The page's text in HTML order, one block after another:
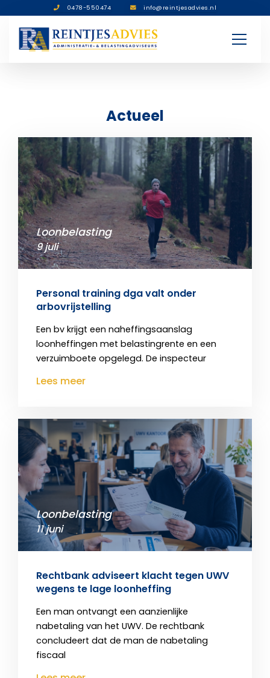
0478-550474 info@reintjesadvies.nl
Actueel
Loonbelasting
9 juli
Personal training dga valt onder
arbovrijstelling
Een bv krijgt een naheffingsaanslag
loonheffingen met belastingrente en een
verzuimboete opgelegd. De inspecteur
Lees meer
Loonbelasting
11 juni
Rechtbank adviseert klacht tegen UWV
wegens te lage loonheffing
Een man ontvangt een aanzienlijke
nabetaling van het UWV. De rechtbank
concludeert dat de man de nabetaling
fiscaal